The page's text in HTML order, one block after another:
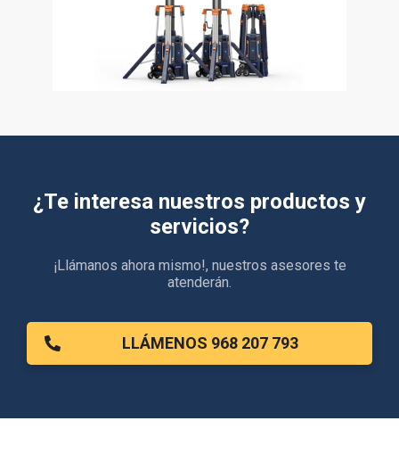
¿Te interesa nuestros productos y
servicios?
¡Llámanos ahora mismo!,​ nuestros asesores te
atenderán.
LLÁMENOS 968 207 793